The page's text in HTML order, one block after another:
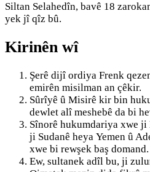
Siltan Selahedîn, bavê 18
yek jî qîz bû.
Kirinên wî
Şerê dijî ordiya Frenk
emirên misilman an çêkir.
Sûrîyê û Misirê kir bin
dewlet alî meshebê da bi
Sînorê hukumdariya xwe ji
ji Sudanê heya Yemen û
xwe bi rewşek baş domand.
Ew, sultanek adîl bu, ji